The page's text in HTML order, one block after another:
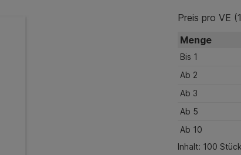
Preis pro VE
Menge
Bis 1
Ab 2
Ab 3
Ab 5
Ab 10
Inhalt: 100 Stück